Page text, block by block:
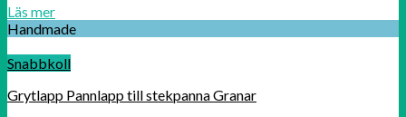
Läs mer
Handmade
Snabbkoll
Grytlapp Pannlapp till stekpanna Granar